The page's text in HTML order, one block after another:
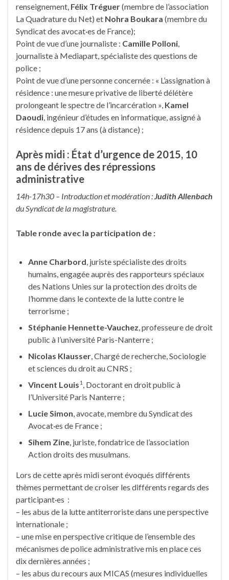
renseignement, Félix Tréguer(membre de l’association
La Quadrature du Net) et Nohra Boukara (membre du
Syndicat des avocat·es de France);
Point de vue d’une journaliste : Camille Polloni,
journaliste à Mediapart, spécialiste des questions de
police ;
Point de vue d’une personne concernée : « L’assignation à
résidence : une mesure privative de liberté délétère
prolongeant le spectre de l’incarcération », Kamel
Daoudi, ingénieur d’études en informatique, assigné à
résidence depuis 17 ans (à distance) ;
Après midi : État d’urgence de 2015, 10
ans de dérives des répressions
administrative
14h-17h30 – Introduction et modération :Judith Allenbach
du Syndicat de la magistrature.
Table ronde avec la participation de :
Anne Charbord, juriste spécialiste des droits
humains, engagée auprès des rapporteurs spéciaux
des Nations Unies sur la protection des droits de
l’homme dans le contexte de la lutte contre le
terrorisme ;
Stéphanie Hennette-Vauchez, professeure de droit
public à l’université Paris-Nanterre ;
Nicolas Klausser, Chargé de recherche, Sociologie
et sciences du droit au CNRS ;
Vincent Louis1, Doctorant en droit public à
l’Université Paris Nanterre ;
Lucie Simon, avocate, membre du Syndicat des
Avocat·es de France ;
Sihem Zine, juriste, fondatrice de l’association
Action droits des musulmans.
Lors de cette après midi seront évoqués différents
thèmes permettant de croiser les différents regards des
participant·es :
– les abus de la lutte antiterroriste dans une perspective
internationale ;
– une mise en perspective critique de l’ensemble des
mécanismes de police administrative mis en place ces
dix dernières années ;
– les abus du recours aux MICAS (mesures individuelles